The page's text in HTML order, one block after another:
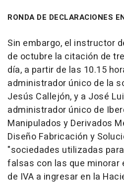
RONDA DE DECLARACIONES
Sin embargo, el instructor
de octubre la citación de
día, a partir de las 10.15
administrador único de la
Jesús Callejón, y a José
administrador único de
Manipulados y Derivados
Diseño Fabricación y
"sociedades utilizadas
falsas con las que minorar
de IVA a ingresar en la